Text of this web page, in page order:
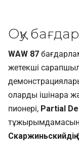
Оқу
WAW 87
жетекші
оларды ішінара
пионері, Partial
Скаржиньскийдің